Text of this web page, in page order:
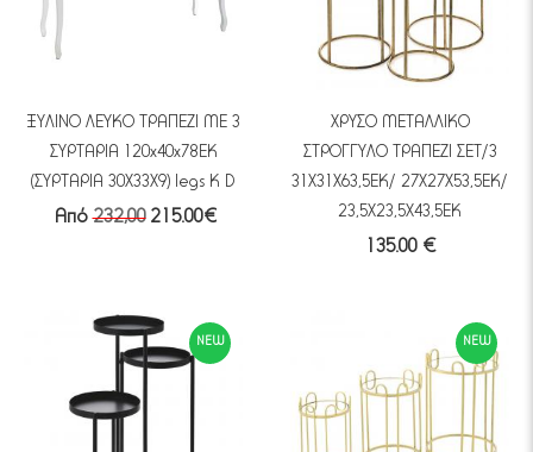
ΞΥΛΙΝΟ ΛΕΥΚΟ ΤΡΑΠΕΖΙ ΜΕ 3
ΣΥΡΤΑΡΙΑ 120x40x78EK
(ΣΥΡΤΑΡΙΑ 30Χ33Χ9) legs K D
Από232,00 215.00€
ΧΡΥΣΟ ΜΕΤΑΛΛΙΚΟ
ΣΤΡΟΓΓΥΛΟ ΤΡΑΠΕΖΙ ΣΕΤ/3
31Χ31Χ63,5ΕΚ/ 27Χ27Χ53,5ΕΚ/
23,5Χ23,5Χ43,5ΕΚ
135.00 €
NEW NEW